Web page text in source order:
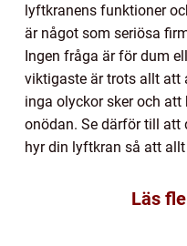
lyftkranens funktioner
är något som seriösa
Ingen fråga är för dum
viktigaste är trots allt att
inga olyckor sker och
onödan. Se därför till att
hyr din lyftkran så att
Läs